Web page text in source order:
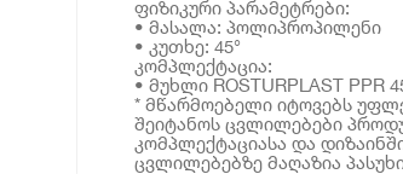
ფიზიკური პარამეტრები:
• მასალა: პოლიპროპილენი
• კუთხე: 45°
კომპლექტაცია:
• მუხლი ROSTURPLAST PPR
* მწარმოებელი იტოვებს
შეიტანოს ცვლილებები
კომპლექტაციასა და
ცვლილებებზე მაღაზია